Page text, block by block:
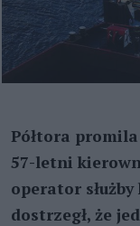
Półtora
57-letni
operator
dostrzegł, że